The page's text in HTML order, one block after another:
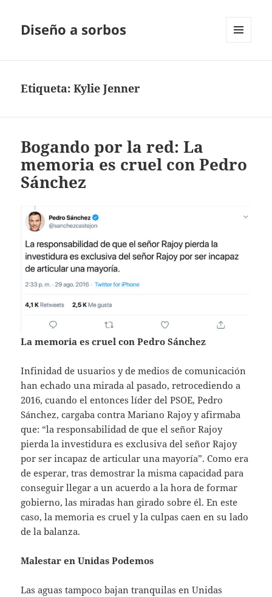
Diseño a sorbos
Etiqueta:Kylie Jenner
Bogando por la red: La
memoria es cruel con Pedro
Sánchez
La memoria es cruel con Pedro Sánchez
Infinidad de usuarios y de medios de comunicación
han echado una mirada al pasado, retrocediendo a
2016, cuando el entonces líder del PSOE, Pedro
Sánchez, cargaba contra Mariano Rajoy y afirmaba
que: “la responsabilidad de que el señor Rajoy
pierda la investidura es exclusiva del señor Rajoy
por ser incapaz de articular una mayoría”. Como era
de esperar, tras demostrar la misma capacidad para
conseguir llegar a un acuerdo a la hora de formar
gobierno, las miradas han girado sobre él. En este
caso, la memoria es cruel y la culpas caen en su lado
de la balanza.
Malestar en Unidas Podemos
Las aguas tampoco bajan tranquilas en Unidas